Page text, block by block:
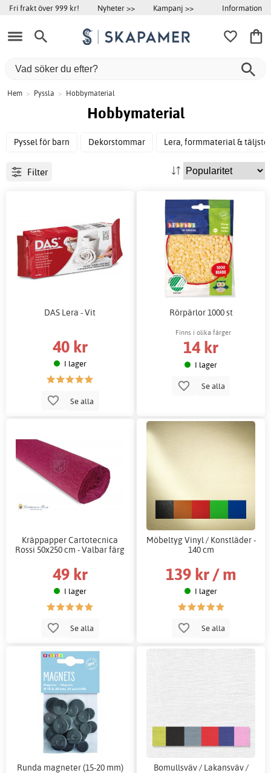
Fri frakt över 999 kr! Nyheter >> Kampanj >> Information
Hem > Pyssla > Hobbymaterial
Hobbymaterial
Pyssel för barn Dekorstommar Lera, formmaterial &
Filter
DAS Lera - Vit
40 kr
I lager
Se alla
Rörpärlor 1000 st
Finns i olika färger
14 kr
I lager
Se alla
Kräppapper Cartotecnica
Rossi 50x250 cm - Valbar färg
49 kr
I lager
Se alla
Möbeltyg Vinyl / Konstläder -
140 cm
139 kr / m
I lager
Se alla
Runda magneter (15-20 mm)
Bomullsväv / Lakansväv /